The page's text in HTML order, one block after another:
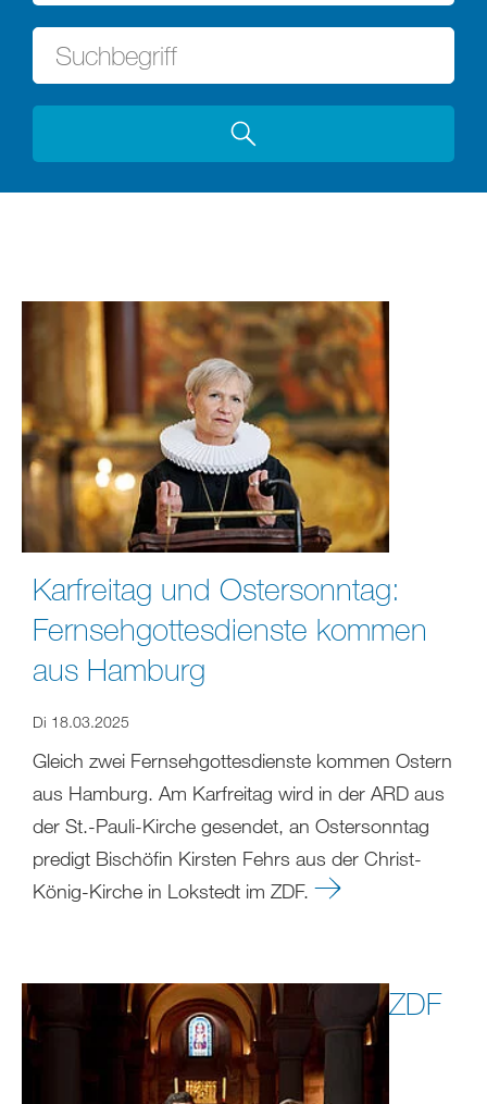
Karfreitag und Ostersonntag:
Fernsehgottesdienste kommen
aus Hamburg
Di 18.03.2025
Gleich zwei Fernsehgottesdienste kommen Ostern
aus Hamburg. Am Karfreitag wird in der ARD aus
der St.-Pauli-Kirche gesendet, an Ostersonntag
predigt Bischöfin Kirsten Fehrs aus der Christ-
König-Kirche in Lokstedt im ZDF.
ZDF